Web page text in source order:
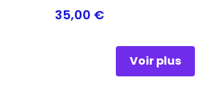
35,00 €
Voir plus